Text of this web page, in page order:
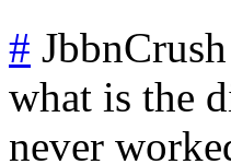
# JbbnCrush
what is the
never